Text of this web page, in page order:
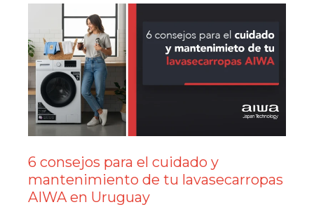
6 consejos para el cuidado y
mantenimiento de tu lavasecarropas
AIWA en Uruguay